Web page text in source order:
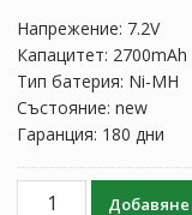
Напрежение: 7.2V
Капацитет: 2700mAh
Тип батерия: Ni-MH
Състояние: new
Гаранция: 180 дни
количество
Добавяне